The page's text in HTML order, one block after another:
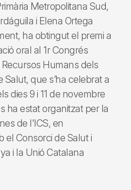
Metropolitana Sud,
i Elena Ortega
ha obtingut el premi a
oral al 1r Congrés
Recursos Humans dels
Salut, que s’ha celebrat a
dies 9 i 11 de novembre
ha estat organitzat per la
de l'ICS, en
el Consorci de Salut i
i la Unió Catalana